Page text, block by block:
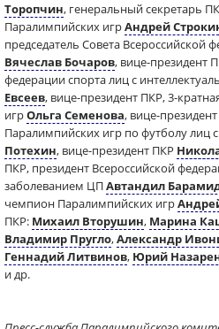
Торопчин, генеральный секретарь
Паралимпийских игрАндрей
председатель Совета Всероссийской
Вячеслав Бочаров, вице-президент
федерации спорта лиц с
Евсеев, вице-президент ПКР, 3-
игрОльга Семенова, вице-
Паралимпийских игр по футболу лиц
Потехин, вице-президент ПКР
ПКР, президент Всероссийской
заболеванием ЦПАвтандил
чемпион Паралимпийских игр
ПКР: Михаил Вторушин, Марина
Владимир Пругло,Александр
Геннадий Литвинов, Юрий
и др.